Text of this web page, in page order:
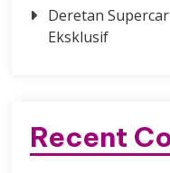
Deretan
Eksklusif
Recent